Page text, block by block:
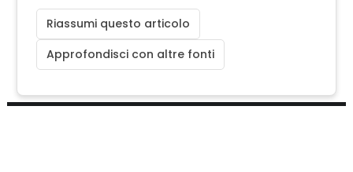
Riassumi questo articolo
Approfondisci con altre fonti